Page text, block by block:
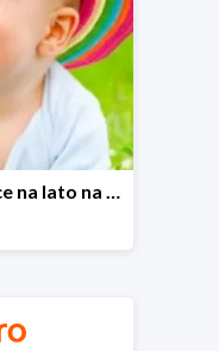
Ubranka niemowlęce na lato na Allegro do -50%